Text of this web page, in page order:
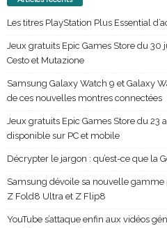
Les titres PlayStation Plus Essential
Jeux gratuits Epic Games Store du 30
Cesto et Mutazione
Samsung Galaxy Watch 9 et Galaxy
de ces nouvelles montres connectées
Jeux gratuits Epic Games Store du 23
disponible sur PC et mobile
Décrypter le jargon : qu’est-ce que la
Samsung dévoile sa nouvelle
Z Fold8 Ultra et Z Flip8
YouTube s’attaque enfin aux vidéos